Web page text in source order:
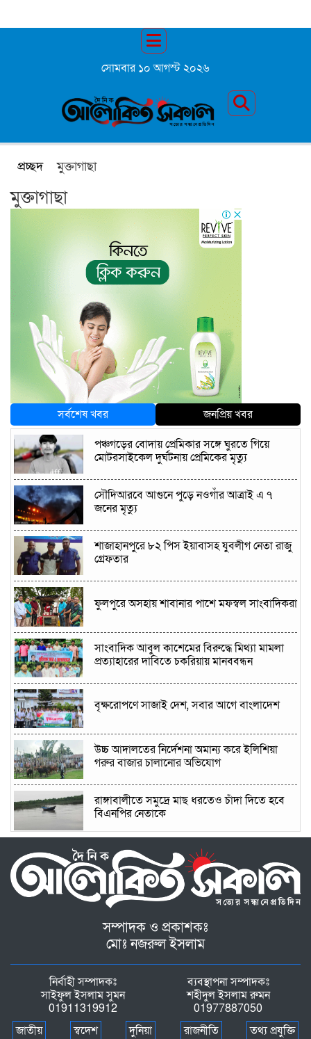
সোমবার ১০ আগস্ট ২০২৬
প্রচ্ছদ মুক্তাগাছা
মুক্তাগাছা
সর্বশেষ খবর
জনপ্রিয় খবর
পঞ্চগড়ের বোদায় প্রেমিকার সঙ্গে ঘুরতে গিয়ে
মোটরসাইকেল দুর্ঘটনায় প্রেমিকের মৃত্যু
সৌদিআরবে আগুনে পুড়ে নওগাঁর আত্রাই এ ৭
জনের মৃত্যু
শাজাহানপুরে ৮২ পিস ইয়াবাসহ যুবলীগ নেতা রাজু
গ্রেফতার
ফুলপুরে অসহায় শাবানার পাশে মফস্বল সাংবাদিকরা
সাংবাদিক আবুল কাশেমের বিরুদ্ধে মিথ্যা মামলা
প্রত্যাহারের দাবিতে চকরিয়ায় মানববন্ধন
বৃক্ষরোপণে সাজাই দেশ, সবার আগে বাংলাদেশ
উচ্চ আদালতের নির্দেশনা অমান্য করে ইলিশিয়া
গরুর বাজার চালানোর অভিযোগ
রাঙ্গাবালী‌তে সমু‌দ্রে মাছ ধরতেও চাঁদা দি‌তে হ‌বে
বিএনপির নেতাকে
স্থানীয় নির্বাচনের আগে ত্যাগী নেতাকর্মীদের
মূল্যায়নের আহ্বান বিল্লাল হোসেন মন্ডলের
মোহনগঞ্জে পল্লী বিদ্যুতের সাথে ছাত্রদলের
ডুয়েটের ক্যান্টিন পরিচালনাকারীকে অব্যাহতি
মাদক সেবনের দায়ে রাণীনগরে যুবকের কারাদণ্ড
সম্পাদক ও প্রকাশকঃ
মোঃ নজরুল ইসলাম
নির্বাহী সম্পাদকঃ
সাইফুল ইসলাম সুমন
01911319912
ব্যবস্থাপনা সম্পাদকঃ
শহীদুল ইসলাম রুমন
01977887050
জাতীয়
স্বদেশ দুনিয়া রাজনীতি তথ্য প্রযুক্তি